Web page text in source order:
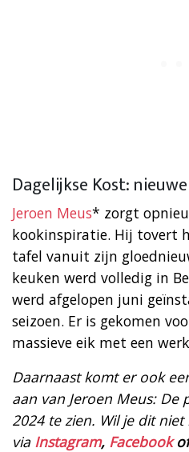
Dagelijkse Kost:
Jeroen Meus* zorgt
kookinspiratie. Hij tovert
tafel vanuit zijn
keuken werd volledig in
werd afgelopen juni
seizoen. Er is gekomen
massieve eik met een
Daarnaast komt er ook
aan van Jeroen Meus: De
2024 te zien. Wil je dit
via Instagram, Facebook